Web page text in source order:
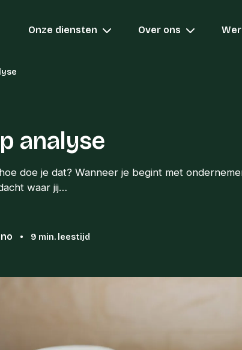
Onze diensten Over ons
analyse
doe je dat? Wanneer je begint met
waar jij…
• 9 min. leestijd